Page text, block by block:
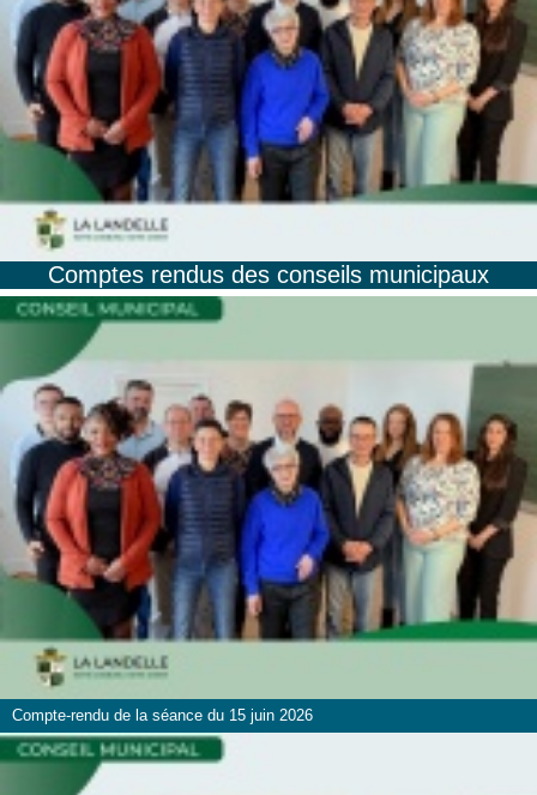
Comptes rendus des conseils municipaux
Compte-rendu de la séance du 15 juin 2026